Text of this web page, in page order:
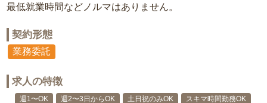
最低就業時間などノルマはありません。
契約形態
業務委託
求人の特徴
週1〜OK 週2〜3日からOK 土日祝のみOK
スキマ時間勤務OK